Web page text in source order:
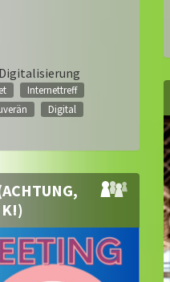
Internettreff
Digital